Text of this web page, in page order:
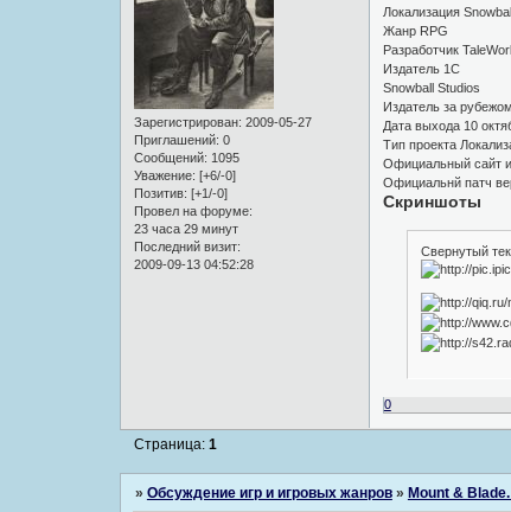
Зарегистрирован: 2009-05-27
Приглашений: 0
Сообщений: 1095
Уважение: [+6/-0]
Позитив: [+1/-0]
Провел на форуме:
23 часа 29 минут
Последний визит:
2009-09-13 04:52:28
Локализация
Жанр RPG
Разработчик
Издатель 1C
Snowball Studios
Издатель за
Дата выхода 10
Тип проекта
Официальный сайт
Официальнй патч
Скриншоты
Свернутый
0
Страница: 1
» Обсуждение игр и игровых жанров » Mount &